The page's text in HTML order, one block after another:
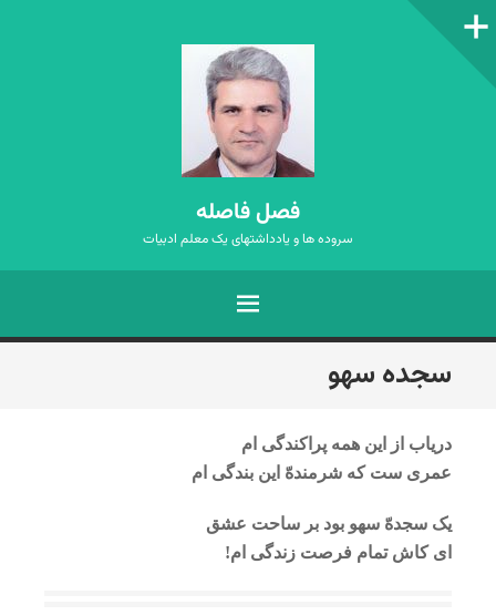
ستون‌کناری
فصل فاصله
سروده ها و یادداشتهای یک معلم ادبیات
فهرست
رفتن
به
سجده سهو
دریاب از این همه پراکندگی ام
عمری ست که شرمندهّ این بندگی ام
یک سجدهّ سهو بود بر ساحت عشق
ای کاش تمام فرصت زندگی ام!